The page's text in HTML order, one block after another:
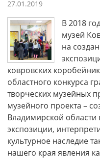
27.01.2019
В 2018
музей
на
ковровских
областного конкурса
творческих музейных
музейного проекта –
Владимирской
экспозиции,
культурное наследие
нашего края явления